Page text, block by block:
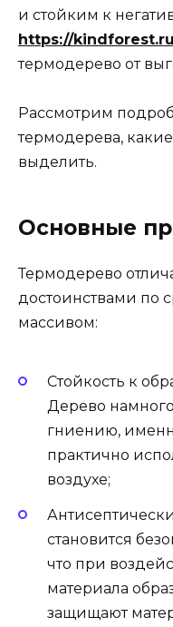
и стойким к
https://
термодерево от
Рассмотрим
термодерева,
выделить.
Основные
Термодерево
достоинствами по
массивом:
Стойкость к
Дерево
гниению,
практично
воздухе;
становится
что при
материала
защищают